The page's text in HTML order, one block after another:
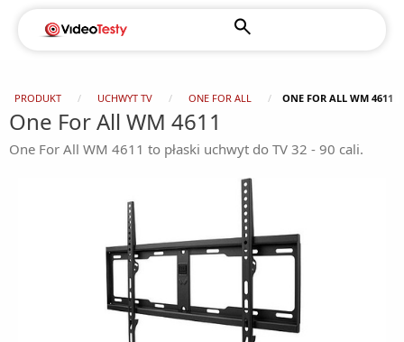
PRODUKT UCHWYT TV ONE FOR ALL ONE FOR ALL WM 4611
One For All WM 4611
One For All WM 4611 to płaski uchwyt do TV 32 - 90 cali.